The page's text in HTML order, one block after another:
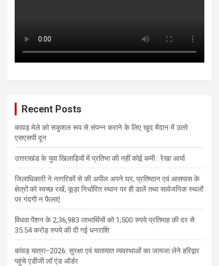
Recent Posts
कावड़ मेले को सकुशल रूप से संपन्न कराने के लिए खुद मैदान में उतरे
एसएसपी दून
उत्तराखंड के युवा खिलाड़ियों में प्रतिभा की नहीं कोई कमी : रेखा आर्या
जिलाधिकारी ने नागरिकों से की अपील अपने घर, प्रतिष्ठान एवं आसपास के
क्षेत्रों को स्वच्छ रखें, कूड़ा निर्धारित स्थान पर ही डालें तथा सार्वजनिक स्थलों
पर गंदगी न फैलाएं
विधवा पेंशन के 2,36,983 लाभार्थियों को 1,500 रुपये प्रतिमाह की दर से
35.54 करोड़ रुपये की दी गई धनराशि
कांवड़ यात्रा–2026: सुरक्षा एवं यातायात व्यवस्थाओं का जायजा लेने हरिद्वार
पहुंचे एडीजी लॉ एंड ऑर्डर